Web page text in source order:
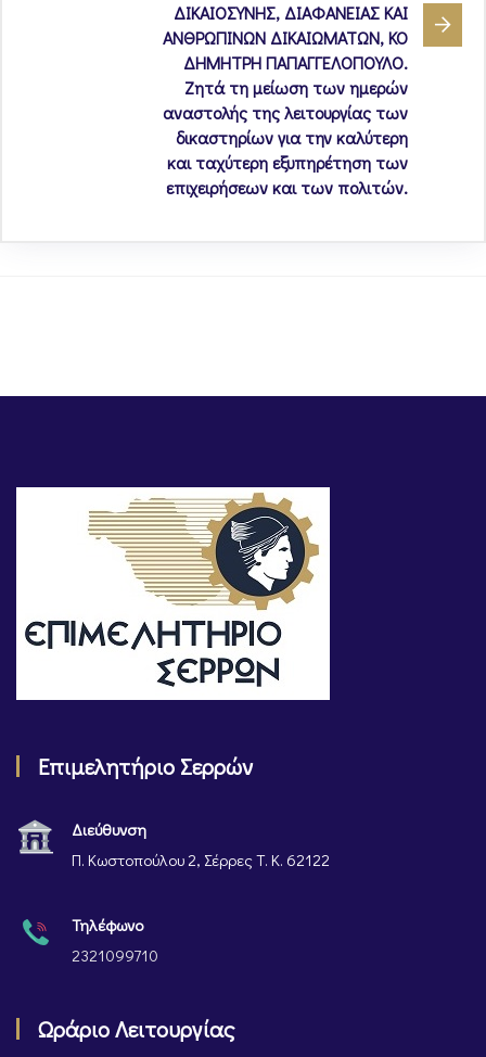
ΔΙΚΑΙΟΣΥΝΗΣ, ΔΙΑΦΑΝΕΙΑΣ ΚΑΙ
ΑΝΘΡΩΠΙΝΩΝ ΔΙΚΑΙΩΜΑΤΩΝ, ΚΟ
ΔΗΜΗΤΡΗ ΠΑΠΑΓΓΕΛΟΠΟΥΛΟ.
Ζητά τη μείωση των ημερών
αναστολής της λειτουργίας των
δικαστηρίων για την καλύτερη
και ταχύτερη εξυπηρέτηση των
επιχειρήσεων και των πολιτών.
Επιμελητήριο Σερρών
Διεύθυνση
Π. Κωστοπούλου 2, Σέρρες Τ. Κ. 62122
Τηλέφωνο
2321099710
Ωράριο Λειτουργίας